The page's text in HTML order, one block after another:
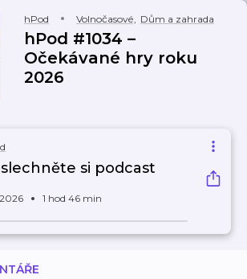
hPod Volnočasové, Dům a zahrada
hPod #1034 –
⁠⁠⁠⁠⁠⁠Očekávané hry roku
2026
si podcast
1 hod 46 min